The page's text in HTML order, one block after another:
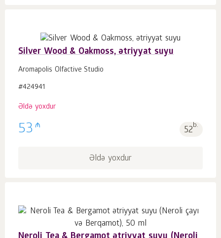
Silver Wood & Oakmoss, ətriyyat suyu
Aromapolis Olfactive Studio
#424941
Əldə yoxdur
53 ₼ 52b.
Əldə yoxdur